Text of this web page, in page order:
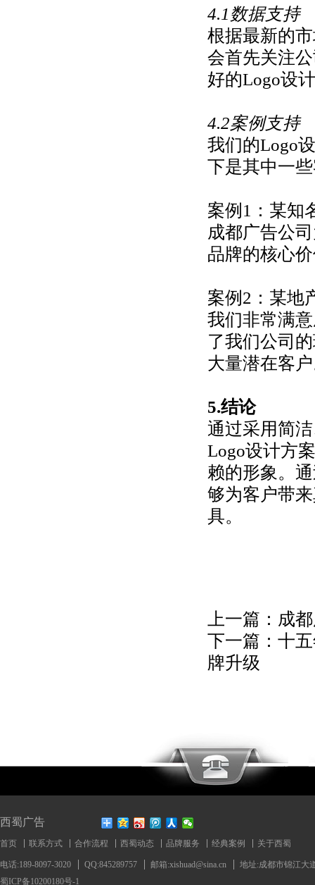
4.1数据支持
根据最新的
会首先关注
好的Logo设
4.2案例支持
我们的Logo
下是其中一
案例1： 某知
成都广告公
品牌的核心
案例2： 某地
我们非常满
了我们公司
大量潜在客
5.结论
通过采用简
Logo设计方
赖的形象。
够为客户带
具。
上一篇： 成
下一篇： 十
牌升级
西蜀广告
首页 联系方式 合作流程 西蜀动态 品牌服务 经典案例 关于西蜀
电话:189-8097-3020 QQ:845289757 邮箱:xishuad@sina.cn
地址:成都市锦江大
蜀ICP备10200180号-1